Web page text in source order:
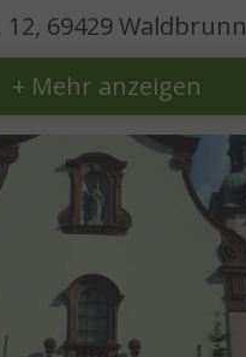
69429 Waldbrunn
+ Mehr anzeigen